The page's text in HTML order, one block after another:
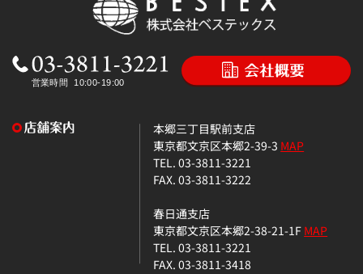
本郷三丁目駅前支店
東京都文京区本郷2-39-3 MAP
TEL. 03-3811-3221
FAX. 03-3811-3222
春日通支店
東京都文京区本郷2-38-21-1FMAP
TEL. 03-3811-3221
FAX. 03-3811-3418